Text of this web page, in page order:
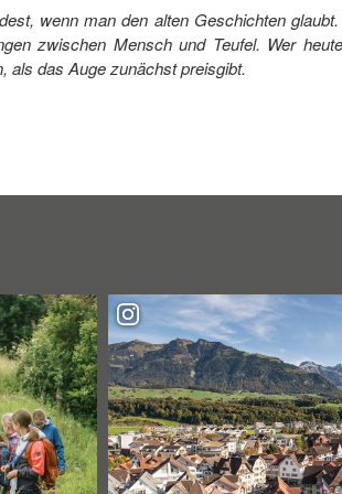
wenn man den alten Geschichten
zwischen Mensch und Teufel. Wer
als das Auge zunächst preisgibt.